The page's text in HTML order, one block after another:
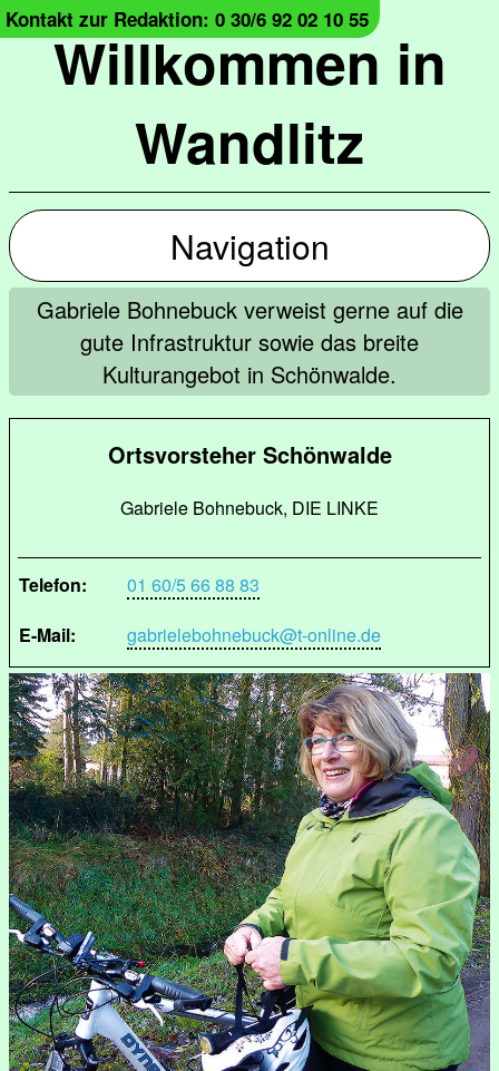
Willkommen in
Wandlitz
Kontakt zur Redaktion: 0 30/6 92 02 10 55
Navigation
Gabriele Bohnebuck verweist gerne auf die
gute Infrastruktur sowie das breite
Kulturangebot in Schönwalde.
Ortsvorsteher Schönwalde
Gabriele Bohnebuck, DIE LINKE
Telefon:
01 60/5 66 88 83
E-Mail:
gabrielebohnebuck@t-online.de